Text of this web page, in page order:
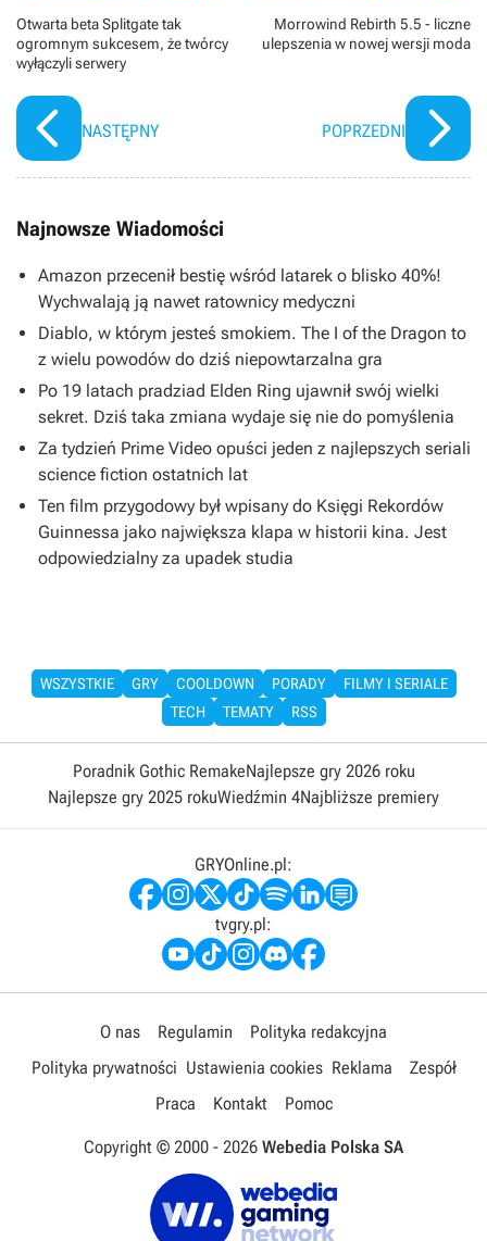
Otwarta beta Splitgate tak
ogromnym sukcesem, że twórcy
wyłączyli serwery
NASTĘPNY
Morrowind Rebirth 5.5 - liczne
ulepszenia w nowej wersji moda
POPRZEDNI
Najnowsze Wiadomości
Amazon przecenił bestię wśród latarek o blisko 40%!
Wychwalają ją nawet ratownicy medyczni
Diablo, w którym jesteś smokiem. The I of the Dragon to
z wielu powodów do dziś niepowtarzalna gra
Po 19 latach pradziad Elden Ring ujawnił swój wielki
sekret. Dziś taka zmiana wydaje się nie do pomyślenia
Za tydzień Prime Video opuści jeden z najlepszych seriali
science fiction ostatnich lat
Ten film przygodowy był wpisany do Księgi Rekordów
Guinnessa jako największa klapa w historii kina. Jest
odpowiedzialny za upadek studia
WSZYSTKIE GRY COOLDOWN PORADY
FILMY I SERIALE
TECH
TEMATY RSS
Poradnik Gothic RemakeNajlepsze gry 2026 roku
Najlepsze gry 2025 rokuWiedźmin 4Najbliższe premiery
GRYOnline.pl:
tvgry.pl:
O nas Regulamin
Polityka redakcyjna
Polityka prywatności Ustawienia cookies Reklama
Zespół
Praca
Kontakt Pomoc
Copyright © 2000 - 2026 Webedia Polska SA